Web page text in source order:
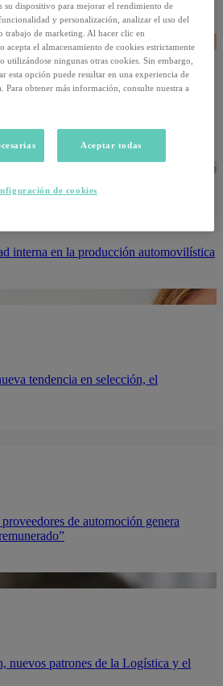
de su propia formación
interna en la producción automovilística
tendencia en selección, el
de automoción genera
nuevos patrones de la Logística y el
su dispositivo para mejorar el rendimiento de
y personalización, analizar el uso del
trabajo de marketing. Al hacer clic en
acepta el almacenamiento de cookies estrictamente
utilizándose ningunas otras cookies. Sin embargo,
esta opción puede resultar en una experiencia de
Para obtener más información, consulte nuestra a
Aceptar todas
de cookies